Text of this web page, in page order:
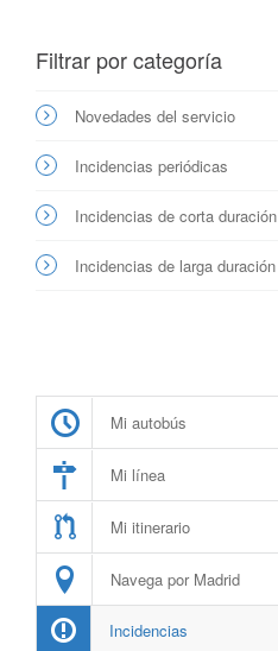
Filtrar por categoría
Novedades del servicio
Incidencias periódicas
Incidencias de corta duración
Incidencias de larga duración
Mi autobús
Mi línea
Mi itinerario
Navega por Madrid
Incidencias